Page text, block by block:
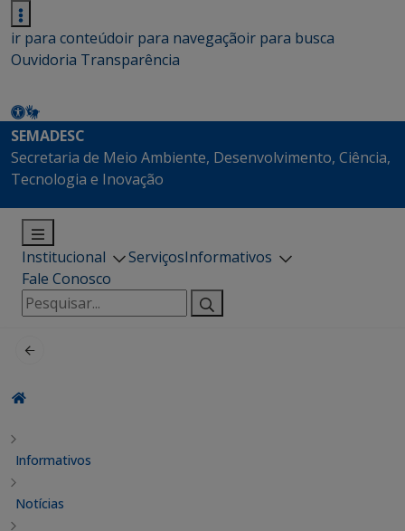
ir para conteúdoir para navegaçãoir para busca
Ouvidoria Transparência
SEMADESC
Secretaria de Meio Ambiente, Desenvolvimento, Ciência,
Tecnologia e Inovação
Institucional ServiçosInformativos
Fale Conosco
Pesquisar
por:
Informativos
Notícias